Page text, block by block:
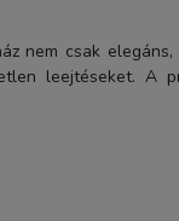
nem csak
leejtéseket. A